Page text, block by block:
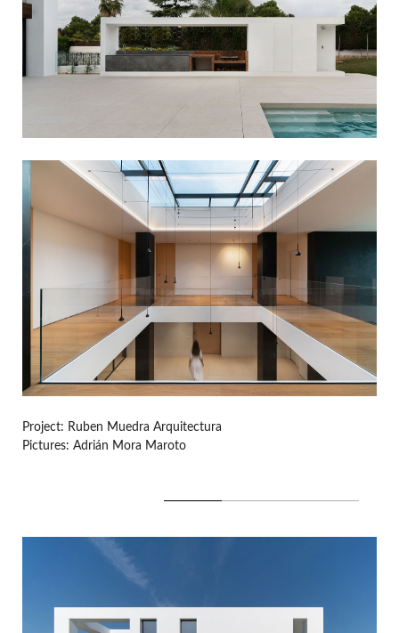
Project: Ruben Muedra Arquitectura
Pictures: Adrián Mora Maroto